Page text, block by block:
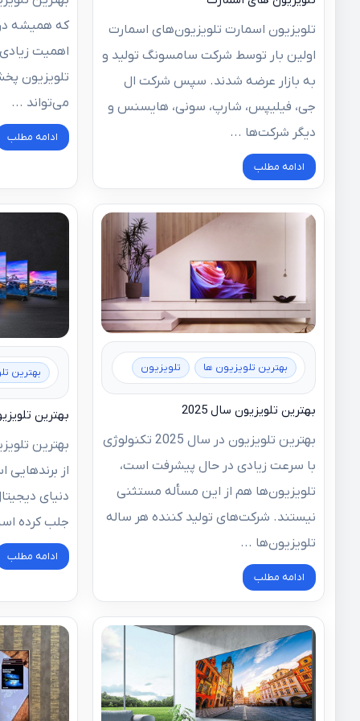
تلویزیون اسمارت تلویزیون‌های اسمارت
اولین بار توسط شرکت سامسونگ تولید و
به بازار عرضه شدند. سپس شرکت ال
جی، فیلیپس، شارپ، سونی، هایسنس و
دیگر شرکت‌ها ...
ادامه مطلب
که همیشه
اهمیت
تلویزیون
می‌تواند ...
ادامه مطلب
بهترین تلویزیون ها تلویزیون
بهترین تلویزیون سال 2025
بهترین تلویزیون در سال 2025 تکنولوژی
با سرعت زیادی در حال پیشرفت است،
تلویزیون‌ها هم از این مسأله مستثنی
نیستند. شرکت‌های تولید کننده هر ساله
تلویزیون‌ها ...
ادامه مطلب
بهترین
بهترین
بهترین
از
دنیای
جلب کرده
ادامه مطلب